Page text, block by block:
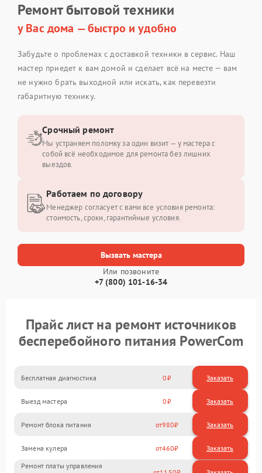
Ремонт бытовой техники
у Вас дома — быстро и удобно
Забудьте о проблемах с доставкой техники в сервис. Наш
мастер приедет к вам домой и сделает всё на месте — вам
не нужно брать выходной или искать, как перевезти
габаритную технику.
Вызвать мастера
Или позвоните
+7 (800) 101-16-34
Срочный ремонт
Мы устраняем поломку за один визит — у мастера с
собой всё необходимое для ремонта без лишних
выездов.
Работаем по договору
Менеджер согласует с вами все условия ремонта:
стоимость, сроки, гарантийные условия.
Прайс лист на ремонт источников
бесперебойного питания PowerCom
Бесплатная диагностика 0 Заказать
Выезд мастера 0 Заказать
Ремонт блока питания 980
Замена кулера 460
Ремонт платы управления